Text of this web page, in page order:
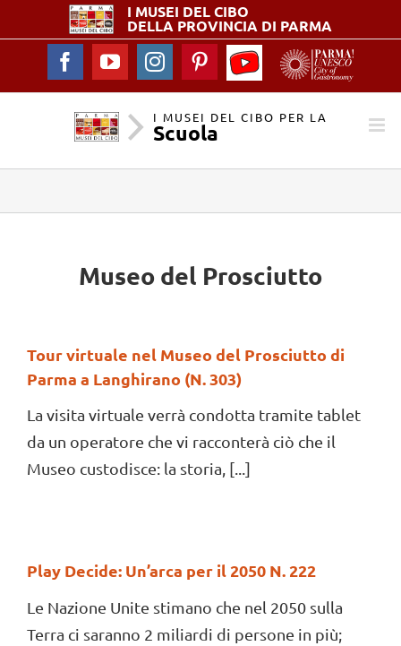
I MUSEI DELCIBO
DELLA PROVINCIA DI PARMA
FacebookYouTubeInstagramPinterest
YouTube
-
I
Musei
per
Scuola
I MUSEI DEL CIBO PER LA
Scuola
Museo del Prosciutto
Tour virtuale nel Museo del Prosciutto di
Parma a Langhirano (N. 303)
La visita virtuale verrà condotta tramite tablet
da un operatore che vi racconterà ciò che il
Museo custodisce: la storia, [...]
Play Decide: Un’arca per il 2050 N. 222
Le Nazione Unite stimano che nel 2050 sulla
Terra ci saranno 2 miliardi di persone in più;